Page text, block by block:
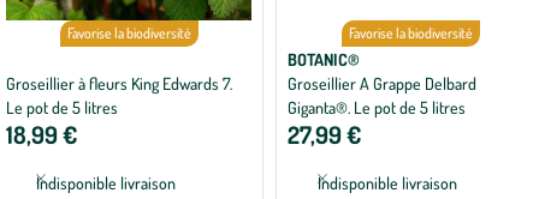
Favorise la biodiversité
Groseillier à fleurs King Edwards 7.
Le pot de 5 litres
18,99 €
Indisponible livraison
Favorise la biodiversité
BOTANIC®
Groseillier A Grappe Delbard
Giganta®. Le pot de 5 litres
27,99 €
Indisponible livraison